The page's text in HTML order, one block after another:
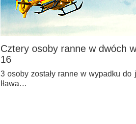
Cztery osoby ranne w dwóch
16
3 osoby zostały ranne w wypadku
Iława…